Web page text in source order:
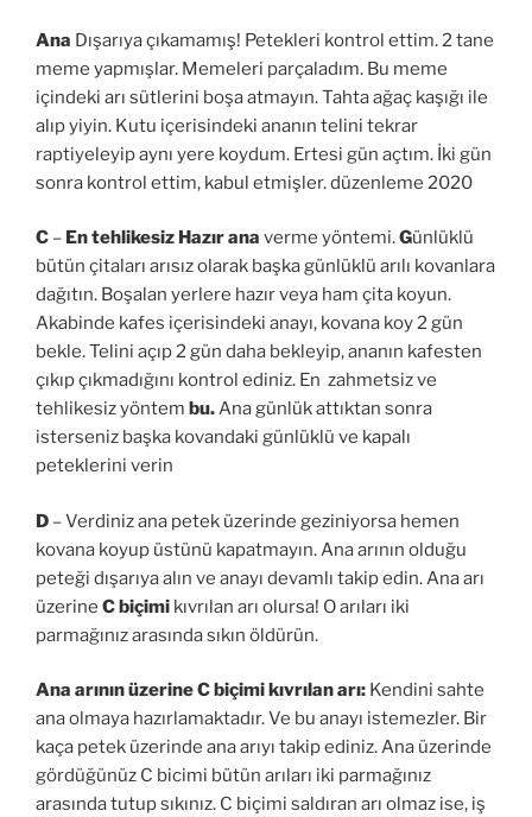
Ana Dışarıya çıkamamış! Petekleri kontrol ettim. 2 tane
meme yapmışlar. Memeleri parçaladım. Bu meme
içindeki arı sütlerini boşa atmayın. Tahta ağaç kaşığı ile
alıp yiyin. Kutu içerisindeki ananın telini tekrar
raptiyeleyip aynı yere koydum. Ertesi gün açtım. İki gün
sonra kontrol ettim, kabul etmişler. düzenleme 2020
C – En tehlikesiz Hazır ana verme yöntemi.Günlüklü
bütün çitaları arısız olarak başka günlüklü arılı kovanlara
dağıtın. Boşalan yerlere hazır veya ham çita koyun.
Akabinde kafes içerisindeki anayı, kovana koy 2 gün
bekle. Telini açıp 2 gün daha bekleyip, ananın kafesten
çıkıp çıkmadığını kontrol ediniz. En zahmetsiz ve
tehlikesiz yöntem bu.Ana günlük attıktan sonra
isterseniz başka kovandaki günlüklü ve kapalı
peteklerini verin
D – Verdiniz ana petek üzerinde geziniyorsa hemen
kovana koyup üstünü kapatmayın. Ana arının olduğu
peteği dışarıya alın ve anayı devamlı takip edin. Ana arı
üzerine C biçimi kıvrılan arı olursa! O arıları iki
parmağınız arasında sıkın öldürün.
Ana arının üzerine C biçimikıvrılan arı: Kendini sahte
ana olmaya hazırlamaktadır. Ve bu anayı istemezler. Bir
kaça petek üzerinde ana arıyı takip ediniz. Ana üzerinde
gördüğünüz C bicimi bütün arıları iki parmağınız
arasında tutup sıkınız. C biçimi saldıran arı olmaz ise, iş